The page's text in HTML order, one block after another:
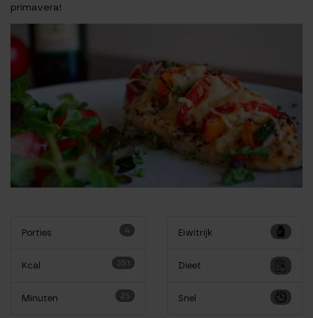
primavera!
Porties 4
Kcal 351
Minuten 25
Eiwitrijk
Dieet
Snel